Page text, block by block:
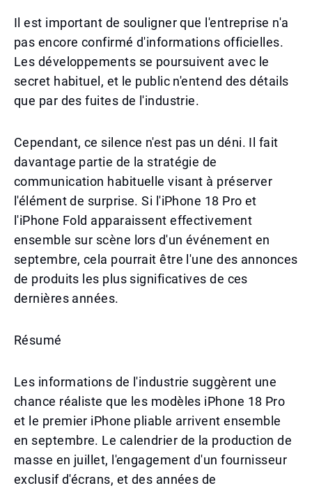
Il est important de souligner que l'entreprise n'a
pas encore confirmé d'informations officielles.
Les développements se poursuivent avec le
secret habituel, et le public n'entend des détails
que par des fuites de l'industrie.
Cependant, ce silence n'est pas un déni. Il fait
davantage partie de la stratégie de
communication habituelle visant à préserver
l'élément de surprise. Si l'iPhone 18 Pro et
l'iPhone Fold apparaissent effectivement
ensemble sur scène lors d'un événement en
septembre, cela pourrait être l'une des annonces
de produits les plus significatives de ces
dernières années.
Résumé
Les informations de l'industrie suggèrent une
chance réaliste que les modèles iPhone 18 Pro
et le premier iPhone pliable arrivent ensemble
en septembre. Le calendrier de la production de
masse en juillet, l'engagement d'un fournisseur
exclusif d'écrans, et des années de